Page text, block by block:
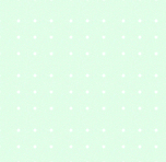
Kreatív Világ